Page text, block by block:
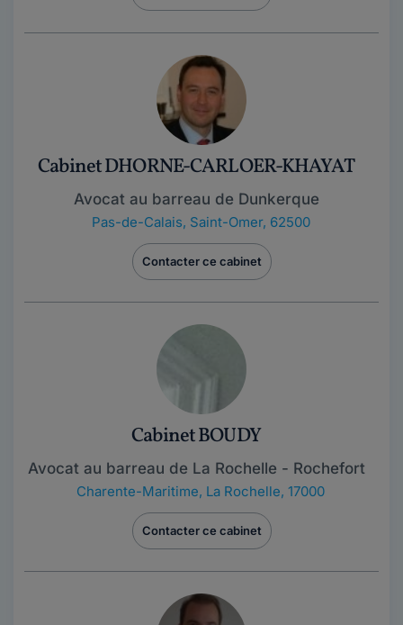
Cabinet DHORNE-CARLOER-KHAYAT
Avocat au barreau de Dunkerque
Pas-de-Calais, Saint-Omer, 62500
Contacter ce cabinet
Cabinet BOUDY
Avocat au barreau de La Rochelle - Rochefort
Charente-Maritime, La Rochelle, 17000
Contacter ce cabinet